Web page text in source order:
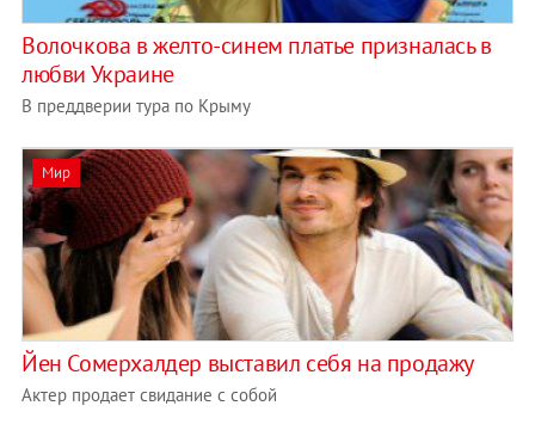
Волочкова в желто-синем платье призналась в
любви Украине
В преддверии тура по Крыму
Мир
Йен Сомерхалдер выставил себя на продажу
Актер продает свидание с собой